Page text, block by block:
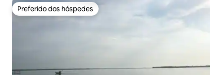
Preferido dos hóspedes
Preferido dos hóspedes